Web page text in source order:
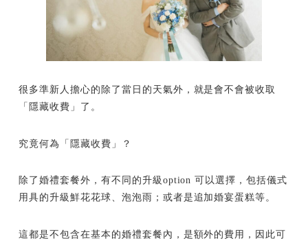
很多準新人擔心的除了當日的天氣外，就是會不會被收取
「隱藏收費」了。
究竟何為「隱藏收費」？
除了婚禮套餐外，有不同的升級option 可以選擇，包括儀式
用具的升級鮮花花球、泡泡雨；或者是追加婚宴蛋糕等。
這都是不包含在基本的婚禮套餐內，是額外的費用，因此可